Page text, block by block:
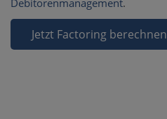
Debitorenmanagement.
Jetzt Factoring berechnen